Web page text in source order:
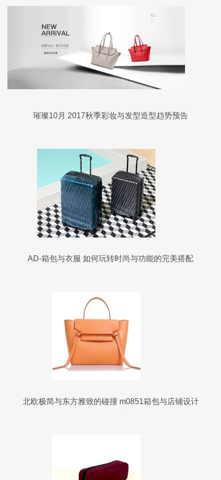
璀璨10月 2017秋季彩妆与发型造型趋势预告
AD-箱包与衣服 如何玩转时尚与功能的完美搭配
北欧极简与东方雅致的碰撞 m0851箱包与店铺设计